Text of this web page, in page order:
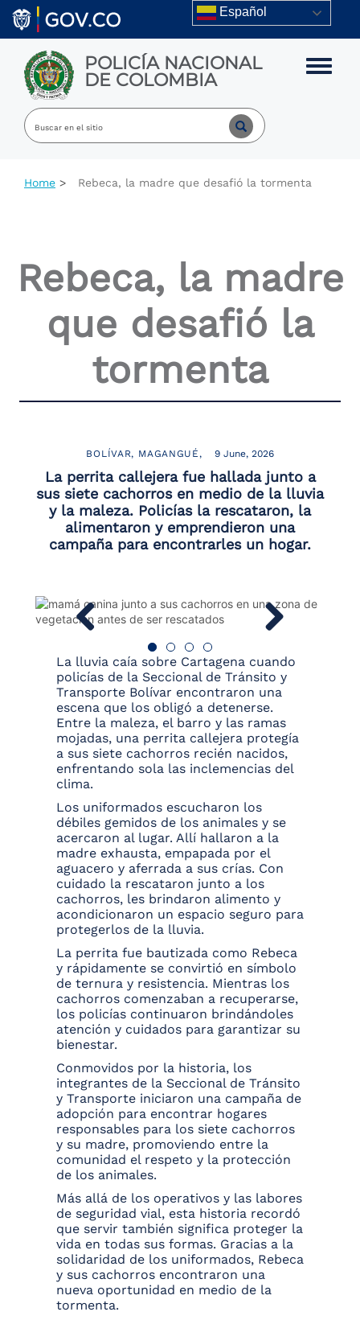
Skip to main content Español
POLICÍA NACIONAL
DE COLOMBIA Toggle
Home Rebeca, la madre que desafió la tormenta
Rebeca, la madre
que desafió la
tormenta
BOLÍVAR MAGANGUÉ 9 June, 2026
La perrita callejera fue hallada junto a
sus siete cachorros en medio de la lluvia
y la maleza. Policías la rescataron, la
alimentaron y emprendieron una
campaña para encontrarles un hogar.
La lluvia caía sobre Cartagena cuando
policías de la Seccional de Tránsito y
Transporte Bolívar encontraron una
escena que los obligó a detenerse.
Entre la maleza, el barro y las ramas
mojadas, una perrita callejera protegía
a sus siete cachorros recién nacidos,
enfrentando sola las inclemencias del
clima.
Los uniformados escucharon los
débiles gemidos de los animales y se
acercaron al lugar. Allí hallaron a la
madre exhausta, empapada por el
aguacero y aferrada a sus crías. Con
cuidado la rescataron junto a los
cachorros, les brindaron alimento y
acondicionaron un espacio seguro para
protegerlos de la lluvia.
La perrita fue bautizada como Rebeca
y rápidamente se convirtió en símbolo
de ternura y resistencia. Mientras los
cachorros comenzaban a recuperarse,
los policías continuaron brindándoles
atención y cuidados para garantizar su
bienestar.
Conmovidos por la historia, los
integrantes de la Seccional de Tránsito
y Transporte iniciaron una campaña de
adopción para encontrar hogares
responsables para los siete cachorros
y su madre, promoviendo entre la
comunidad el respeto y la protección
de los animales.
Más allá de los operativos y las labores
de seguridad vial, esta historia recordó
que servir también significa proteger la
vida en todas sus formas. Gracias a la
solidaridad de los uniformados, Rebeca
y sus cachorros encontraron una
nueva oportunidad en medio de la
tormenta.